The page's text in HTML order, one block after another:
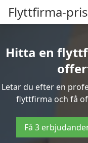
Flyttfirma-
Hitta en
Letar du efter en
flyttfirma och få
Få 3